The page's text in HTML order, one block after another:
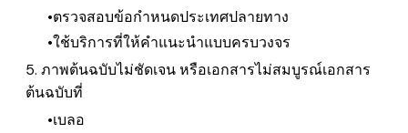
ตรวจสอบข้อกำหนดประเทศปลายทาง
ใช้บริการที่ให้คำแนะนำแบบครบวงจร
5. ภาพต้นฉบับไม่ชัดเจน หรือเอกสารไม่สมบูรณ์เอกสาร
ต้นฉบับที่
เบลอ